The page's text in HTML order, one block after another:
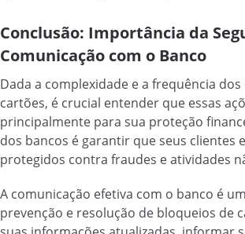
Conclusão: Importância da
Comunicação com o Banco
Dada a complexidade e a frequência
cartões, é crucial entender que essas
principalmente para sua proteção
dos bancos é garantir que seus clientes
protegidos contra fraudes e atividades
A comunicação efetiva com o banco é
prevenção e resolução de bloqueios de